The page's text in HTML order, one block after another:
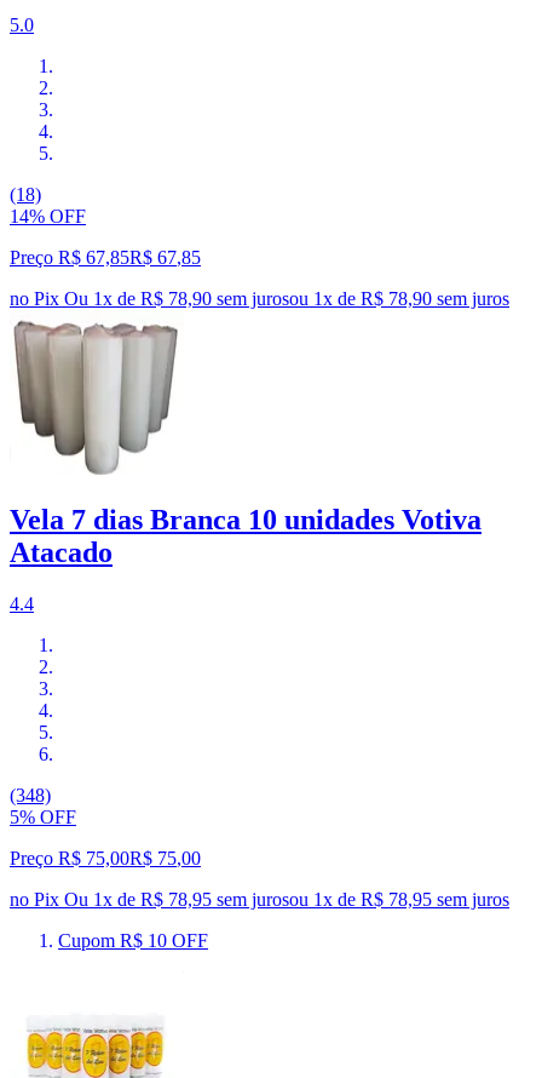
5.0
(18)
14% OFF
Preço R$ 67,85R$ 67,85
no Pix Ou 1x de R$ 78,90 sem jurosou 1x de R$ 78,90 sem juros
Vela 7 dias Branca 10 unidades Votiva
Atacado
4.4
(348)
5% OFF
Preço R$ 75,00R$ 75,00
no Pix Ou 1x de R$ 78,95 sem jurosou 1x de R$ 78,95 sem juros
Cupom R$ 10 OFF